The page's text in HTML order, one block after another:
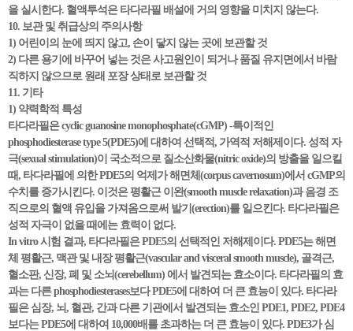
을 실시한다. 혈액투석은 타다라필 배설에 거의 영향을 미치지 않는다.
10. 보관 및 취급상의 주의사항
1) 어린이의 눈에 띄지 않고, 손이 닿지 않는 곳에 보관할 것
2) 다른 용기에 바꾸어 넣는 것은 사고원인이 되거나 품질 유지면에서 바람
직하지 않으므로 원래 포장 상태로 보관할 것
11. 기타
1) 약력학적 특성
타다라필은 cyclic guanosine monophosphate(cGMP) -특이적인
phosphodiesterase type 5(PDE5)에 대하여 선택적, 가역적 저해제이다. 성적 자
극(sexual stimulation)이 국소적으로 질소산화물(nitric oxide)의 방출을 일으킬
때, 타다라필에 의한 PDE5의 억제가 해면체(corpus cavernosum)에서 cGMP의
수치를 증가시킨다. 이것은 평활근 이완(smooth muscle relaxation)과 음경 조
직으로의 혈액 유입을 가져옴으로써 발기(erection)를 일으킨다. 타다라필은
성적 자극이 없을 때에는 효력이 없다.
In vitro 시험 결과, 타다라필은 PDE5의 선택적인 저해제이다. PDE5는 해면
체 평활근, 맥관 및 내장 평활근(vascular and visceral smooth muscle), 골격근,
혈소판, 신장, 폐 및 소뇌(cerebellum) 에서 발견되는 효소이다. 타다라필의 효
과는 다른 phosphodiesterases보다 PDE5에 대하여 더 큰 효능이 있다. 타다라
필은 심장, 뇌, 혈관, 간과 다른 기관에서 발견되는 효소인 PDE1, PDE2, PDE4
보다는 PDE5에 대하여 10,000배를 초과하는 더 큰 효능이 있다. PDE3가 심